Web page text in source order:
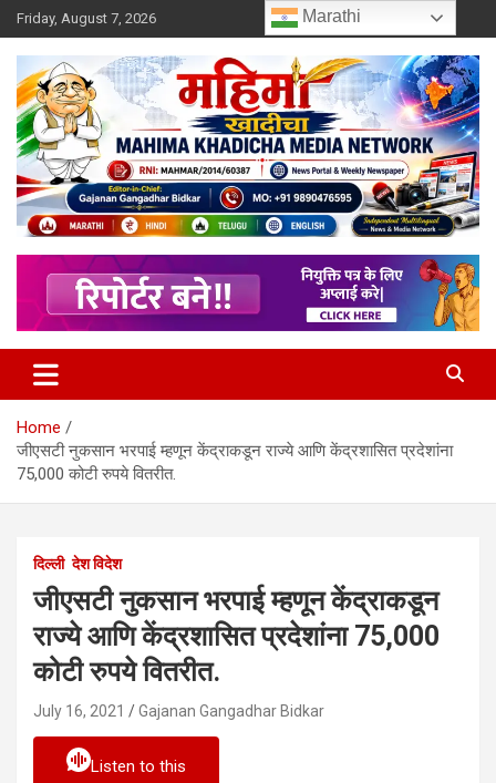
Skip
to
content
Friday, August 7, 2026
Mahimakhadicha
Home
जीएसटी नुकसान भरपाई म्हणून केंद्राकडून राज्ये आणि केंद्रशासित प्रदेशांना
75,000 कोटी रुपये वितरीत.
दिल्ली देश विदेश
जीएसटी नुकसान भरपाई म्हणून केंद्राकडून
राज्ये आणि केंद्रशासित प्रदेशांना 75,000
कोटी रुपये वितरीत.
July 16, 2021 Gajanan Gangadhar Bidkar
Listen to this
Marathi